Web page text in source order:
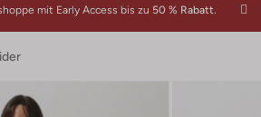
mit Early Access bis zu 50 % Rabatt.